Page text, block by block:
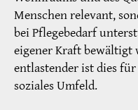
Menschen relevant,
bei Pflegebedarf
eigener Kraft bewältigt
entlastender ist dies
soziales Umfeld.